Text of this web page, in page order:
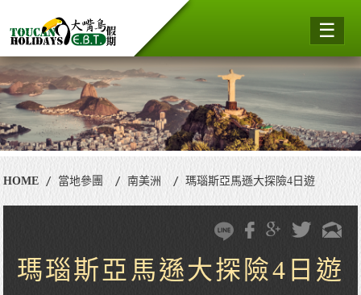
☰
HOME 當地參團 南美洲 瑪瑙斯亞馬遜大探險4日遊
瑪瑙斯亞馬遜大探險4日遊